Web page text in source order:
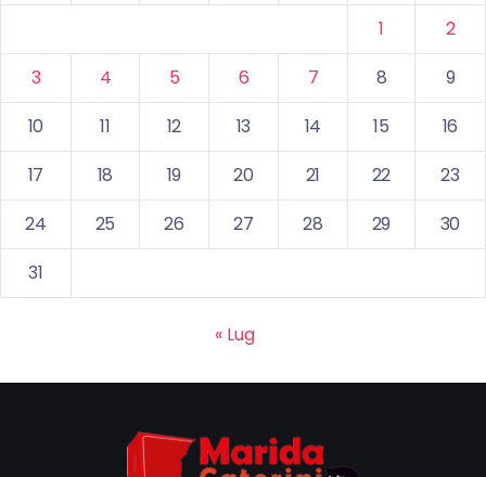
1
2
3
4 5 6 7 8
9
10
11 12 13 14 15
16
17
18 19 20 21 22
23
24
25 26 27 28 29
30
31
« Lug